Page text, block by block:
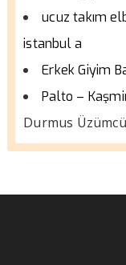
ucuz takım
istanbul a
Erkek Giyim
Palto –
Durmus Üzümcü